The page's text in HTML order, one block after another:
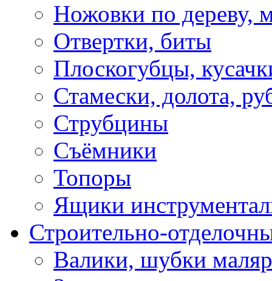
Ножовки по дереву,
Отвертки, биты
Плоскогубцы,
Стамески, долота,
Струбцины
Съёмники
Топоры
Ящики
Строительно-
Валики, шубки